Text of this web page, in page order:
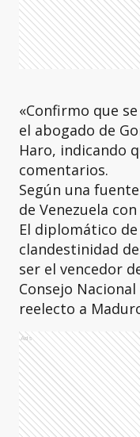
«Confirmo que
el abogado de
Haro, indicando
comentarios.
Según una
de Venezuela
El diplomático
clandestinidad
ser el vencedor
Consejo
reelecto a
Ads